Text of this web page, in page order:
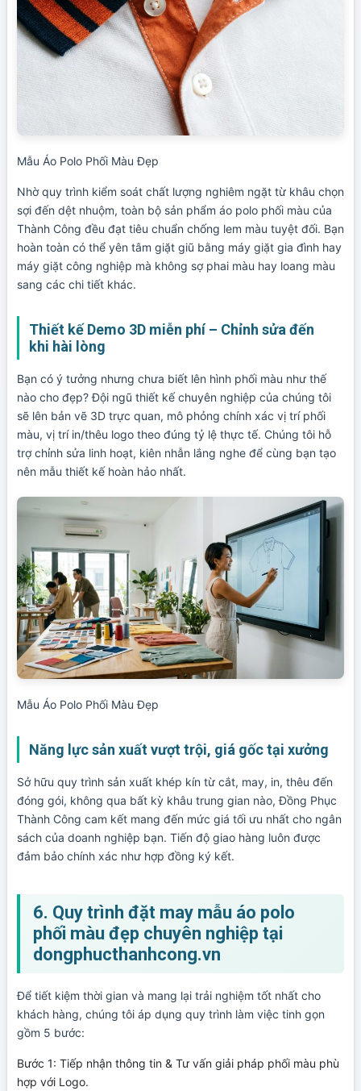
Mẫu Áo Polo Phối Màu Đẹp
Nhờ quy trình kiểm soát chất lượng nghiêm ngặt từ khâu chọn
sợi đến dệt nhuộm, toàn bộ sản phẩm áo polo phối màu của
Thành Công đều đạt tiêu chuẩn chống lem màu tuyệt đối. Bạn
hoàn toàn có thể yên tâm giặt giũ bằng máy giặt gia đình hay
máy giặt công nghiệp mà không sợ phai màu hay loang màu
sang các chi tiết khác.
Thiết kế Demo 3D miễn phí – Chỉnh sửa đến
khi hài lòng
Bạn có ý tưởng nhưng chưa biết lên hình phối màu như thế
nào cho đẹp? Đội ngũ thiết kế chuyên nghiệp của chúng tôi
sẽ lên bản vẽ 3D trực quan, mô phỏng chính xác vị trí phối
màu, vị trí in/thêu logo theo đúng tỷ lệ thực tế. Chúng tôi hỗ
trợ chỉnh sửa linh hoạt, kiên nhẫn lắng nghe để cùng bạn tạo
nên mẫu thiết kế hoàn hảo nhất.
Mẫu Áo Polo Phối Màu Đẹp
Năng lực sản xuất vượt trội, giá gốc tại xưởng
Sở hữu quy trình sản xuất khép kín từ cắt, may, in, thêu đến
đóng gói, không qua bất kỳ khâu trung gian nào, Đồng Phục
Thành Công cam kết mang đến mức giá tối ưu nhất cho ngân
sách của doanh nghiệp bạn. Tiến độ giao hàng luôn được
đảm bảo chính xác như hợp đồng ký kết.
6. Quy trình đặt may mẫu áo polo
phối màu đẹp chuyên nghiệp tại
dongphucthanhcong.vn
Để tiết kiệm thời gian và mang lại trải nghiệm tốt nhất cho
khách hàng, chúng tôi áp dụng quy trình làm việc tinh gọn
gồm 5 bước:
Bước 1: Tiếp nhận thông tin & Tư vấn giải pháp phối màu phù
hợp với Logo.